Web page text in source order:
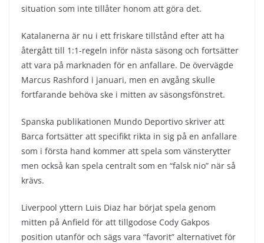
situation som inte tillåter honom att göra det.
Katalanerna är nu i ett friskare tillstånd efter att ha
återgått till 1:1-regeln inför nästa säsong och fortsätter
att vara på marknaden för en anfallare. De övervägde
Marcus Rashford i januari, men en avgång skulle
fortfarande behöva ske i mitten av säsongsfönstret.
Spanska publikationen Mundo Deportivo skriver att
Barca fortsätter att specifikt rikta in sig på en anfallare
som i första hand kommer att spela som vänsterytter
men också kan spela centralt som en “falsk nio” när så
krävs.
Liverpool yttern Luis Diaz har börjat spela genom
mitten på Anfield för att tillgodose Cody Gakpos
position utanför och sägs vara “favorit” alternativet för